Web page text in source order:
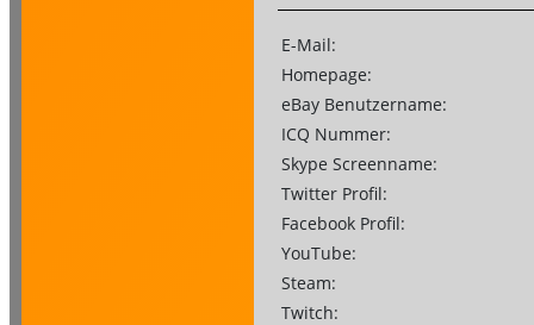
E-Mail:
Homepage:
eBay Benutzername:
ICQ Nummer:
Skype Screenname:
Twitter Profil:
Facebook Profil:
YouTube:
Steam:
Twitch: